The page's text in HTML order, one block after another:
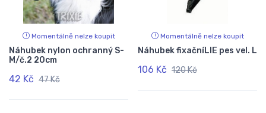
Momentálně nelze koupit
Náhubek nylon ochranný S-
M/č.2 20cm
42 Kč 47 Kč
Momentálně nelze koupit
Náhubek fixačníLIE pes vel. L
106 Kč 120 Kč